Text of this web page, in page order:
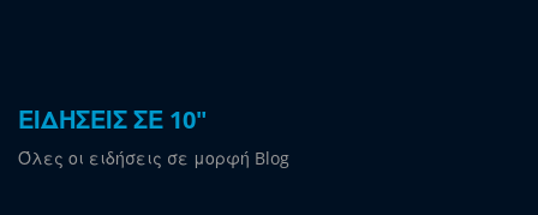
ΕΙΔΗΣΕΙΣ ΣΕ 10"
Όλες οι ειδήσεις σε μορφή Blog